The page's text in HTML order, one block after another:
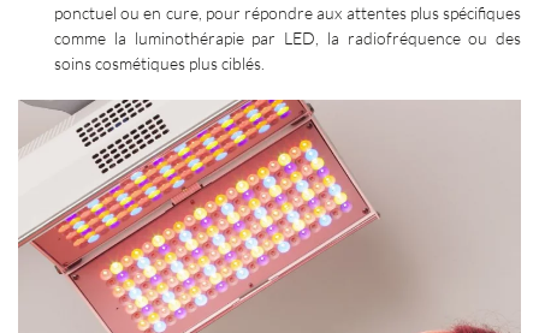
ponctuel ou en cure, pour répondre aux attentes plus spécifiques
comme la luminothérapie par LED, la radiofréquence ou des
soins cosmétiques plus ciblés.